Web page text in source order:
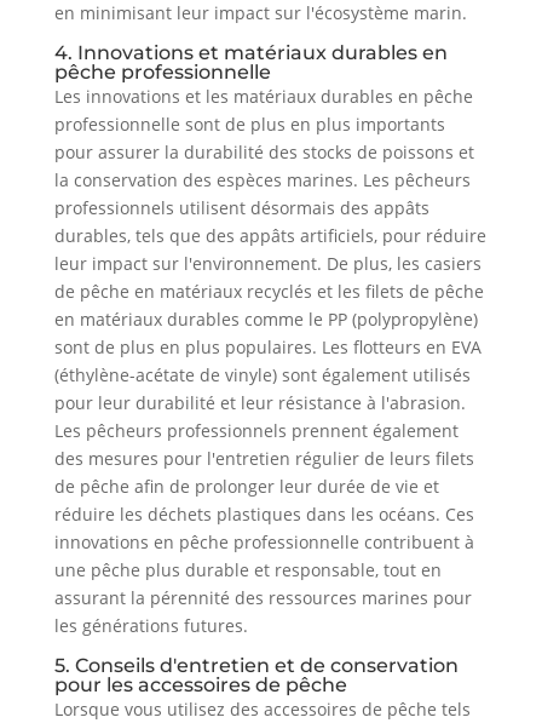
en minimisant leur impact sur l'écosystème marin.
4. Innovations et matériaux durables en
pêche professionnelle
Les innovations et les matériaux durables en pêche
professionnelle sont de plus en plus importants
pour assurer la durabilité des stocks de poissons et
la conservation des espèces marines. Les pêcheurs
professionnels utilisent désormais des appâts
durables, tels que des appâts artificiels, pour réduire
leur impact sur l'environnement. De plus, les casiers
de pêche en matériaux recyclés et les filets de pêche
en matériaux durables comme le PP (polypropylène)
sont de plus en plus populaires. Les flotteurs en EVA
(éthylène-acétate de vinyle) sont également utilisés
pour leur durabilité et leur résistance à l'abrasion.
Les pêcheurs professionnels prennent également
des mesures pour l'entretien régulier de leurs filets
de pêche afin de prolonger leur durée de vie et
réduire les déchets plastiques dans les océans. Ces
innovations en pêche professionnelle contribuent à
une pêche plus durable et responsable, tout en
assurant la pérennité des ressources marines pour
les générations futures.
5. Conseils d'entretien et de conservation
pour les accessoires de pêche
Lorsque vous utilisez des accessoires de pêche tels